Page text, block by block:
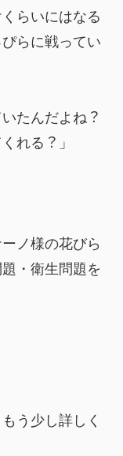
らいにはなる
らに戦ってい
たんだよね？
れる？」
ノ様の花びら
・衛生問題を
う少し詳しく